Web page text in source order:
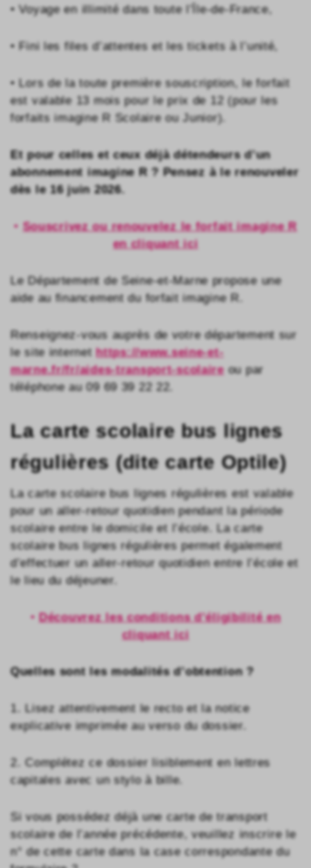
• Voyage en illimité dans toute l’Île-de-France, ​
• Fini les files d’attentes et les tickets à l’unité, ​
• Lors de la toute première souscription, le forfait
est valable 13 mois pour le prix de 12 (pour les
forfaits imagine R Scolaire ou Junior).​
Et pour celles et ceux déjà détendeurs d’un
abonnement imagine R ? Pensez à le renouveler
dès le 16 juin 2026.​
• Souscrivez ou renouvelez le forfait imagine R
en cliquant ici
Le Département de Seine-et-Marne propose une
aide au financement du forfait imagine R.​
Renseignez-vous auprès de votre département sur
le site internethttps://www.seine-et-
marne.fr/fr/aides-transport-scolaireou par
téléphone au 09 69 39 22 22.
La carte scolaire bus lignes
régulières (dite carte Optile) ​
La carte scolaire bus lignes régulières est valable
pour un aller-retour quotidien pendant la période
scolaire entre le domicile et l’école. La carte
scolaire bus lignes régulières permet également
d’effectuer un aller-retour quotidien entre l’école et
le lieu du déjeuner.​
• Découvrez les conditions d’éligibilité en
cliquant ici
Quelles sont les modalités d’obtention ?
1. Lisez attentivement le recto et la notice
explicative imprimée au verso du dossier. ​
2. Complétez ce dossier lisiblement en lettres
capitales avec un stylo à bille. ​
Si vous possédez déjà une carte de transport
scolaire de l’année précédente, veuillez inscrire le
n° de cette carte dans la case correspondante du